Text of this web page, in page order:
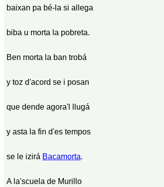
baixan pa bé-la si allega
biba u morta la pobreta.
Ben morta la ban trobá
y toz d'acord se i posan
que dende agora'l llugá
y asta la fin d'es tempos
se le izirá Bacamorta.
A la'scuela de Murillo